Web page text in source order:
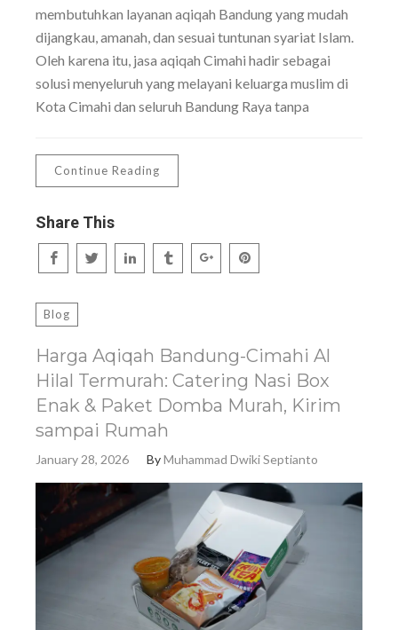
membutuhkan layanan aqiqah Bandung yang mudah
dijangkau, amanah, dan sesuai tuntunan syariat Islam.
Oleh karena itu, jasa aqiqah Cimahi hadir sebagai
solusi menyeluruh yang melayani keluarga muslim di
Kota Cimahi dan seluruh Bandung Raya tanpa
Continue Reading
Share This
Blog
Harga Aqiqah Bandung-Cimahi Al
Hilal Termurah: Catering Nasi Box
Enak & Paket Domba Murah, Kirim
sampai Rumah
January 28, 2026 ByMuhammad Dwiki Septianto